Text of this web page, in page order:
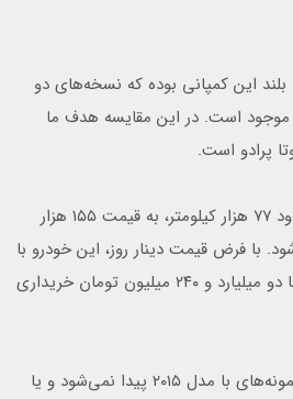
این کمپانی بوده که نسخه‌های دو
موجود است. در این مقایسه هدف ما
پرادو است.
پرادو مدل ۲۰۲۰ با کارکرد حدود ۷۷ هزار کیلومتر، به قیمت ۱۵۵ هزار
با فرض قیمت دینار روز، این خودرو با
مشخصات فوق را می‌توان با دو میلیارد و ۲۴۰ میلیون تومان خریداری
درحالی که در داخل کشور، نمونه‌های با مدل ۲۰۱۵ پیدا نمی‌شود و یا